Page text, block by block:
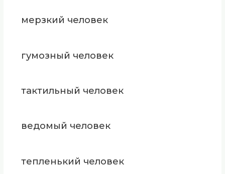
мерзкий человек
гумозный человек
тактильный человек
ведомый человек
тепленький человек